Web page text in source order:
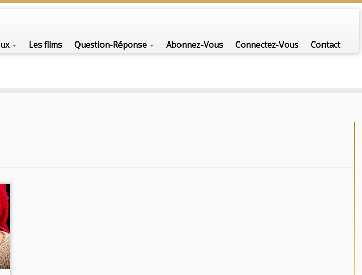
Les films Question-Réponse Abonnez-Vous Connectez-Vous Contact